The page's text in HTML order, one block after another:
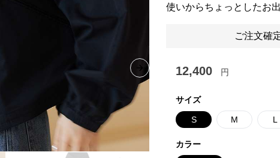
Next slide
使いからちょっとしたお
ご注文確
12,400 円
サイズ
S M L
カラー